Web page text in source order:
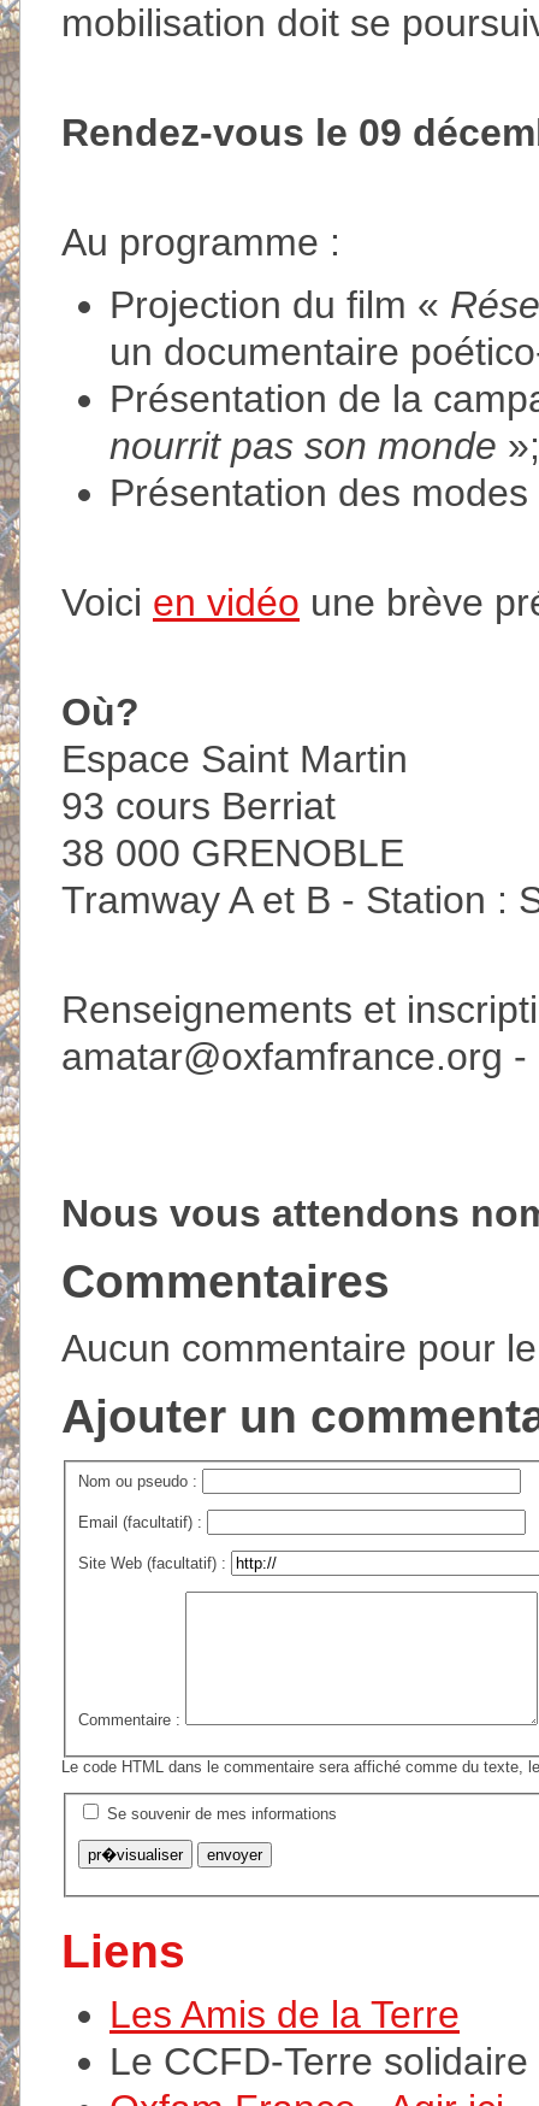
mobilisation doit se
Rendez-vous le 09
Au programme :
Projection du film «
un documentaire
Présentation de la
nourrit pas son monde »;
Présentation des
Voici en vidéo une brève
Où?
Espace Saint Martin
93 cours Berriat
38 000 GRENOBLE
Tramway A et B - Station :
Renseignements et
amatar@oxfamfrance.org -
Nous vous attendons
Commentaires
Aucun commentaire pour
Ajouter un
Nom ou pseudo :
Email (facultatif) :
Site Web (facultatif) :
Commentaire :
Le code HTML dans le commentaire sera affiché comme du
Se souvenir de mes informations
Liens
Les Amis de la Terre
Le CCFD-Terre solidaire